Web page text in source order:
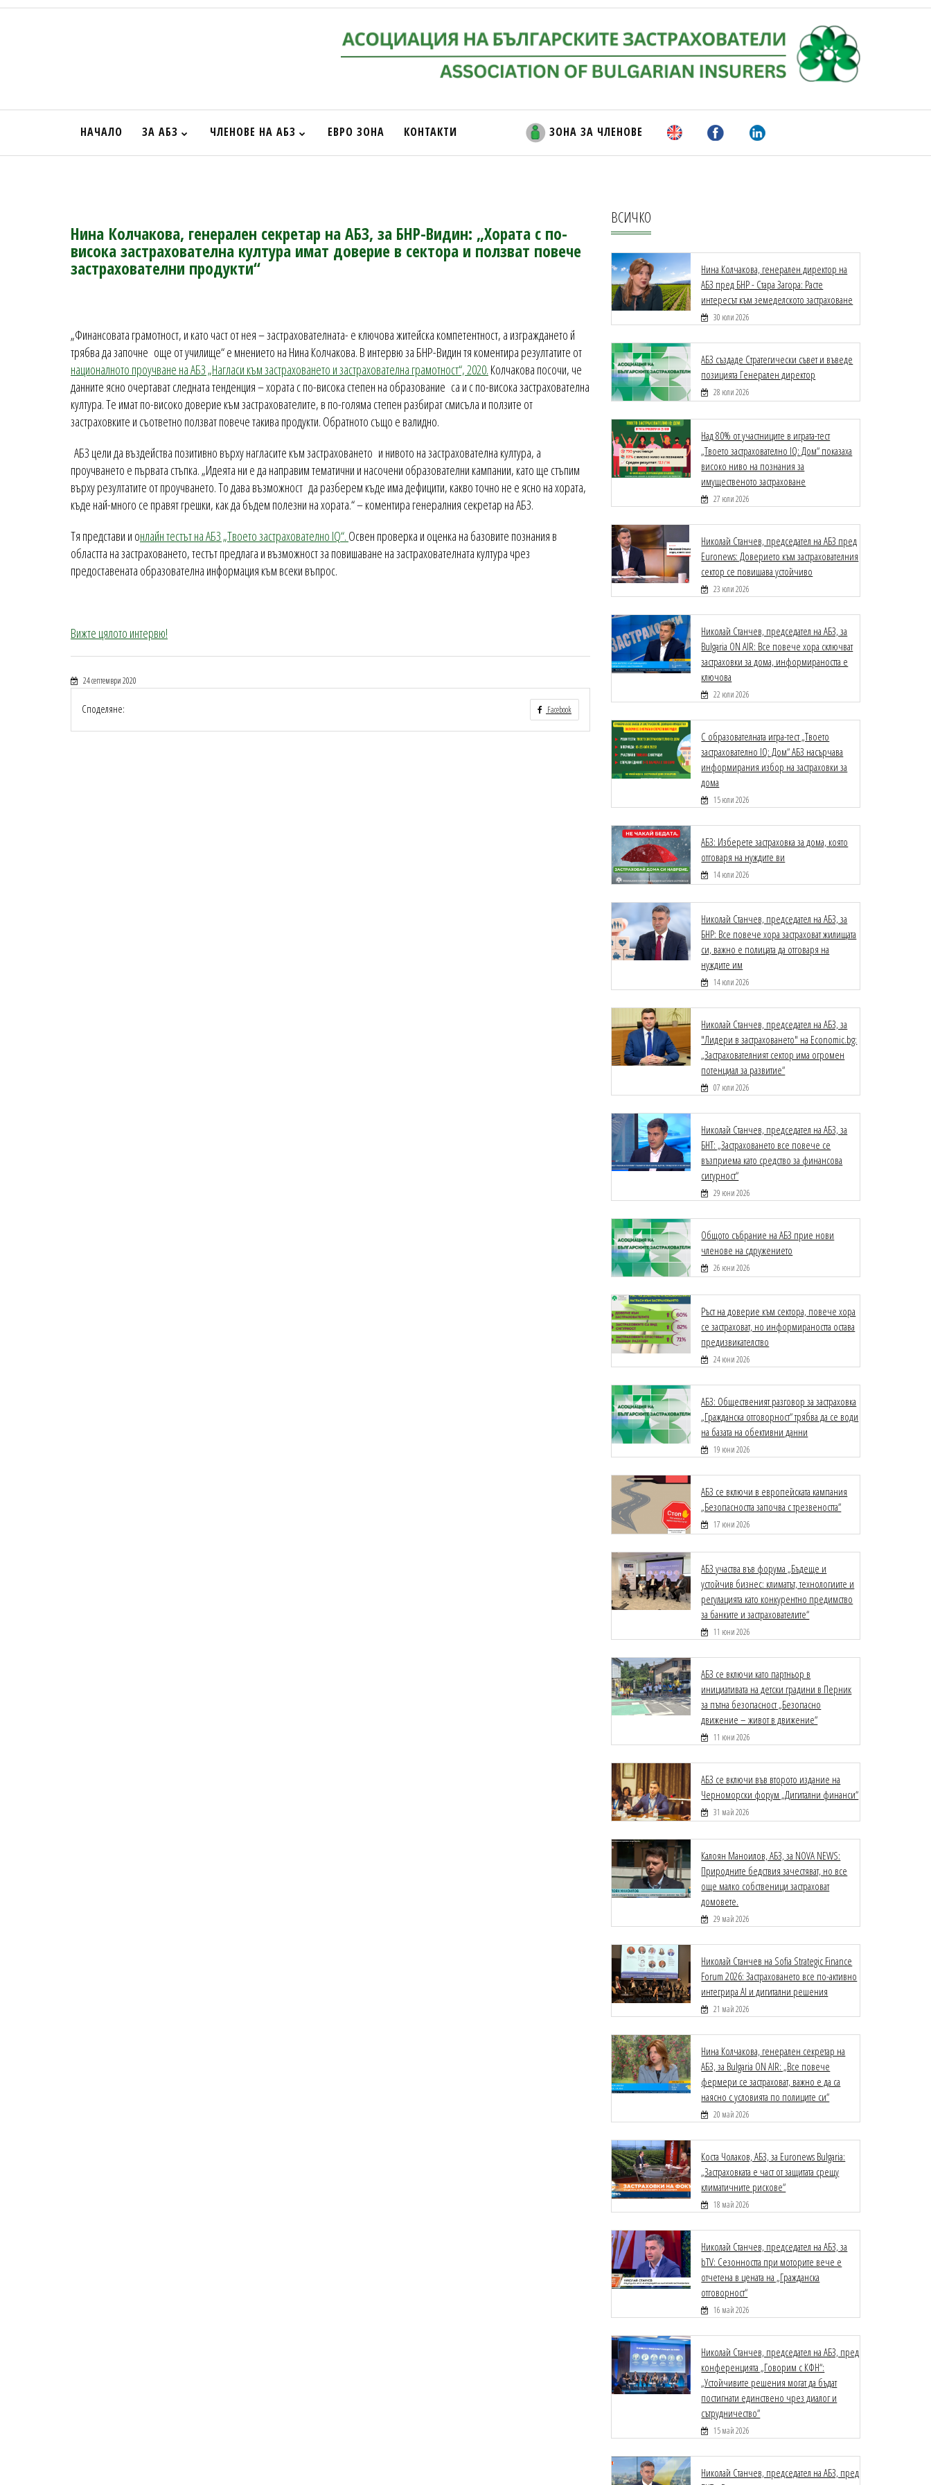
НАЧАЛО ЗА АБЗ ЧЛЕНОВЕ НА АБЗ ЕВРО ЗОНА КОНТАКТИ ЗОНА ЗА ЧЛЕНОВЕ
Нина Колчакова, генерален секретар на АБЗ, за БНР-Видин: „Хората с по-
висока застрахователна култура имат доверие в сектора и ползват повече
застрахователни продукти“
„Финансовата грамотност, и като част от нея – застрахователната- е ключова житейска компетентност, а изграждането й
трябва да започне още от училище“ е мнението на Нина Колчакова. В интервю за БНР-Видин тя коментира резултатите от
националното проучване на АБЗ „Нагласи към застраховането и застрахователна грамотност“, 2020. Колчакова посочи, че
данните ясно очертават следната тенденция – хората с по-висока степен на образование са и с по-висока застрахователна
култура. Те имат по-високо доверие към застрахователите, в по-голяма степен разбират смисъла и ползите от
застраховките и съответно ползват повече такива продукти. Обратното също е валидно.
АБЗ цели да въздейства позитивно върху нагласите към застраховането и нивото на застрахователна култура, а
проучването е първата стъпка. „Идеята ни е да направим тематични и насочени образователни кампании, като ще стъпим
върху резултатите от проучването. То дава възможност да разберем къде има дефицити, какво точно не е ясно на хората,
къде най-много се правят грешки, как да бъдем полезни на хората.“ – коментира генералния секретар на АБЗ.
Тя представи и онлайн тестът на АБЗ „Твоето застрахователно IQ“. Освен проверка и оценка на базовите познания в
областта на застраховането, тестът предлага и възможност за повишаване на застрахователната култура чрез
предоставената образователна информация към всеки въпрос.
Вижте цялото интервю!
24 септември 2020
Споделяне: Facebook
ВСИЧКО
Нина Колчакова, генерален директор на
АБЗ пред БНР - Стара Загора: Расте
интересът към земеделското застраховане
30 юли 2026
АБЗ създаде Стратегически съвет и въведе
позицията Генерален директор
28 юли 2026
Над 80% от участниците в играта-тест
„Твоето застрахователно IQ: Дом“ показаха
високо ниво на познания за
имущественото застраховане
27 юли 2026
Николай Станчев, председател на АБЗ пред
Euronews: Доверието към застрахователния
сектор се повишава устойчиво
23 юли 2026
Николай Станчев, председател на АБЗ, за
Bulgaria ON AIR: Все повече хора сключват
застраховки за дома, информираността е
ключова
22 юли 2026
С образователната игра-тест „Твоето
застрахователно IQ: Дом“ АБЗ насърчава
информирания избор на застраховки за
дома
15 юли 2026
АБЗ: Изберете застраховка за дома, която
отговаря на нуждите ви
14 юли 2026
Николай Станчев, председател на АБЗ, за
БНР: Все повече хора застраховат жилищата
си, важно е полицата да отговаря на
нуждите им
14 юли 2026
Николай Станчев, председател на АБЗ, за
"Лидери в застраховането" на Economic.bg:
„Застрахователният сектор има огромен
потенциал за развитие“
07 юли 2026
Николай Станчев, председател на АБЗ, за
БНТ: „Застраховането все повече се
възприема като средство за финансова
сигурност“
29 юни 2026
Общото събрание на АБЗ прие нови
членове на сдружението
26 юни 2026
Ръст на доверие към сектора, повече хора
се застраховат, но информираността остава
предизвикателство
24 юни 2026
АБЗ: Общественият разговор за застраховка
„Гражданска отговорност“ трябва да се води
на базата на обективни данни
19 юни 2026
АБЗ се включи в европейската кампания
„Безопасността започва с трезвеността“
17 юни 2026
АБЗ участва във форума „Бъдеще и
устойчив бизнес: климатът, технологиите и
регулацията като конкурентно предимство
за банките и застрахователите“
11 юни 2026
АБЗ се включи като партньор в
инициативата на детски градини в Перник
за пътна безопасност „Безопасно
движение – живот в движение“
11 юни 2026
АБЗ се включи във второто издание на
Черноморски форум „Дигитални финанси“
31 май 2026
Калоян Маноилов, АБЗ, за NOVA NEWS:
Природните бедствия зачестяват, но все
още малко собственици застраховат
домовете.
29 май 2026
Николай Станчев на Sofia Strategic Finance
Forum 2026: Застраховането все по-активно
интегрира AI и дигитални решения
21 май 2026
Нина Колчакова, генерален секретар на
АБЗ, за Bulgaria ON AIR: „Все повече
фермери се застраховат, важно е да са
наясно с условията по полиците си“
20 май 2026
Коста Чолаков, АБЗ, за Euronews Bulgaria:
„Застраховката е част от защитата срещу
климатичните рискове“
18 май 2026
Николай Станчев, председател на АБЗ, за
bTV: Сезонността при моторите вече е
отчетена в цената на „Гражданска
отговорност“
16 май 2026
Николай Станчев, председател на АБЗ, пред
конференцията „Говорим с КФН“:
„Устойчивите решения могат да бъдат
постигнати единствено чрез диалог и
сътрудничество“
15 май 2026
Николай Станчев, председател на АБЗ, пред